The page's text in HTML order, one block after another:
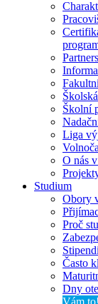
Školní
Liga
O nás
Studium
Obory
Proč
Často
Dny
Vám to!